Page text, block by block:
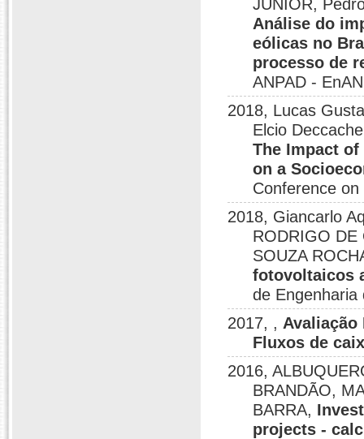
JUNIOR,
Análise do
eólicas no
processo de
ANPAD -
2018, Lucas
Elcio
The Impact
on a
Conference
2018, Giancarlo
RODRIGO DE
SOUZA
fotovoltaicos
de Engenharia
2017, , Avaliação
Fluxos de
2016,
BRANDÃO,
BARRA,
projects -